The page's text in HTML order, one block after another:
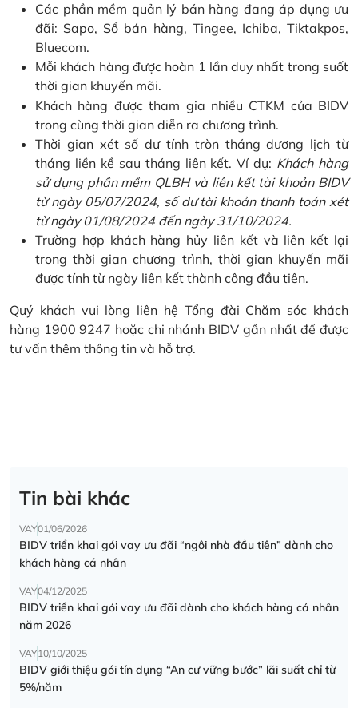
Các phần mềm quản lý bán hàng đang áp dụng ưu
đãi: Sapo, Sổ bán hàng, Tingee, Ichiba, Tiktakpos,
Bluecom.
Mỗi khách hàng được hoàn 1 lần duy nhất trong suốt
thời gian khuyến mãi.
Khách hàng được tham gia nhiều CTKM của BIDV
trong cùng thời gian diễn ra chương trình.
Thời gian xét số dư tính tròn tháng dương lịch từ
tháng liền kề sau tháng liên kết. Ví dụ: Khách hàng
sử dụng phần mềm QLBH và liên kết tài khoản BIDV
từ ngày 05/07/2024, số dư tài khoản thanh toán xét
từ ngày 01/08/2024 đến ngày 31/10/2024.
Trường hợp khách hàng hủy liên kết và liên kết lại
trong thời gian chương trình, thời gian khuyến mãi
được tính từ ngày liên kết thành công đầu tiên.
Quý khách vui lòng liên hệ Tổng đài Chăm sóc khách
hàng 1900 9247 hoặc chi nhánh BIDV gần nhất để được
tư vấn thêm thông tin và hỗ trợ.
Tin bài khác
VAY01/06/2026
BIDV triển khai gói vay ưu đãi “ngôi nhà đầu tiên” dành cho
khách hàng cá nhân
VAY04/12/2025
BIDV triển khai gói vay ưu đãi dành cho khách hàng cá nhân
năm 2026
VAY10/10/2025
BIDV giới thiệu gói tín dụng “An cư vững bước” lãi suất chỉ từ
5%/năm